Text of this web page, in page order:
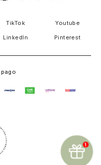
TikTok Youtube
LinkedIn Pinterest